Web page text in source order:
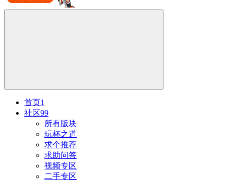
首页1
社区99
所有版块
玩杯之道
求个推荐
求助问答
视频专区
二手专区